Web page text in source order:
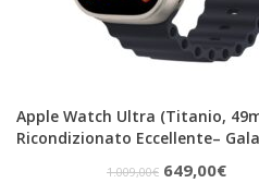
Apple Watch Ultra (Titanio,
Ricondizionato Eccellente–
1.009,00€ Il
649,00€Il